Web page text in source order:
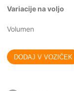
Variacije na voljo
Volumen